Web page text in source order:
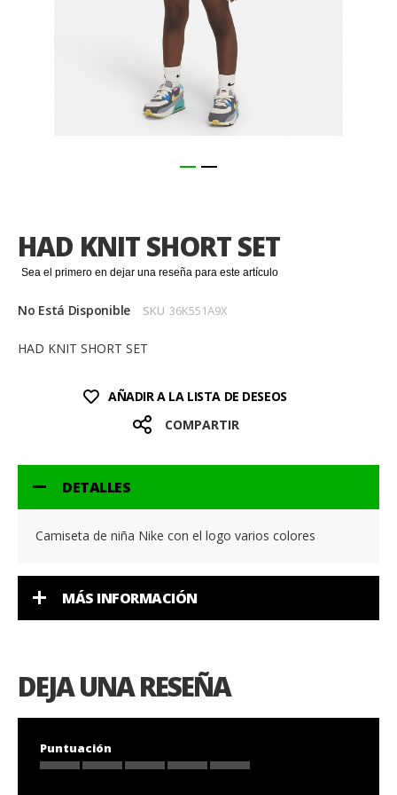
HAD KNIT SHORT SET
Sea el primero en dejar una reseña para este artículo
No Está Disponible SKU 36K551A9X
HAD KNIT SHORT SET
AÑADIR A LA LISTA DE DESEOS
COMPARTIR
de
la
galería
imágenes
DETALLES
Camiseta de niña Nike con el logo varios colores
MÁS INFORMACIÓN
DEJA UNA RESEÑA
Puntuación